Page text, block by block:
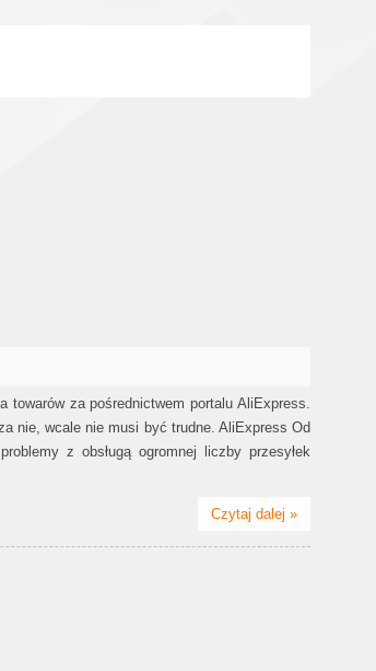
towarów za pośrednictwem portalu AliExpress.
nie, wcale nie musi być trudne. AliExpress Od
z obsługą ogromnej liczby przesyłek
Czytaj dalej »